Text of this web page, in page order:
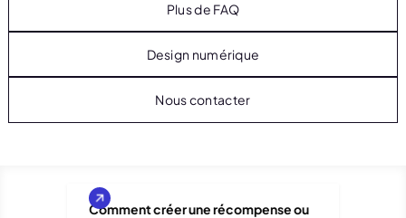
Plus de FAQ
Design numérique
Nous contacter
Comment créer une récompense ou